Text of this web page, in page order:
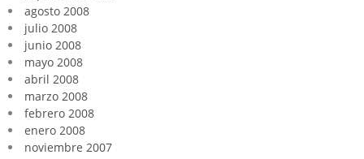
agosto 2008
julio 2008
junio 2008
mayo 2008
abril 2008
marzo 2008
febrero 2008
enero 2008
noviembre 2007